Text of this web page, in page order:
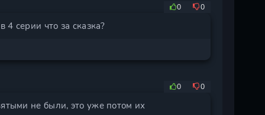
0 0
4 серии что за сказка?
0 0
не были, это уже потом их